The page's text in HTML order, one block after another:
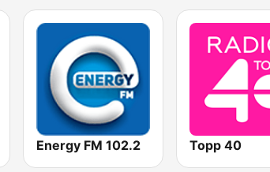
Energy FM 102.2 Topp 40